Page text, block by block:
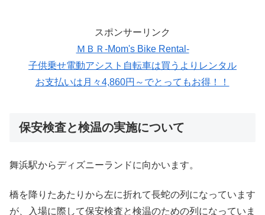
スポンサーリンク
ＭＢＲ-Mom's Bike Rental-
子供乗せ電動アシスト自転車は買うよりレンタル
お支払いは月々4,860円～でとってもお得！！
保安検査と検温の実施について
舞浜駅からディズニーランドに向かいます。
橋を降りたあたりから左に折れて長蛇の列になっています
が、入場に際して保安検査と検温のための列になっていま